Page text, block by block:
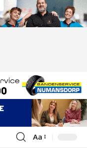
Lettergrootte
Aa